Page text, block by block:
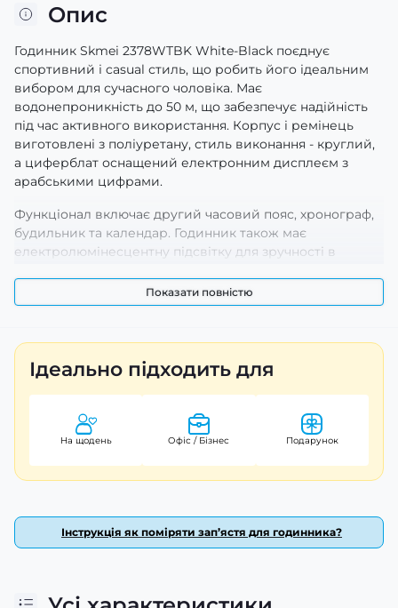
Опис
Годинник Skmei 2378WTBK White-Black поєднує
спортивний і casual стиль, що робить його ідеальним
вибором для сучасного чоловіка. Має
водонепроникність до 50 м, що забезпечує надійність
під час активного використання. Корпус і ремінець
виготовлені з поліуретану, стиль виконання - круглий,
а циферблат оснащений електронним дисплеєм з
арабськими цифрами.
Функціонал включає другий часовий пояс, хронограф,
будильник та календар. Годинник також має
електролюмінесцентну підсвітку для зручності в
49,3 мм, а вага - 42 г. Довжина ремінця - 27 см, ширина -
22 мм. Годинник може похвалитися 12-місячною
Виробництво — Китай.
Показати повністю
Ідеально підходить для
На щодень Офіс / Бізнес Подарунок
Інструкція як поміряти зап’ястя для годинника?